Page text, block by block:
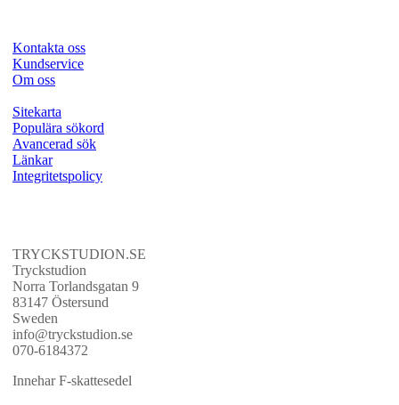
Kontakta oss
Kundservice
Om oss
Sitekarta
Populära sökord
Avancerad sök
Länkar
Integritetspolicy
TRYCKSTUDION.SE
Tryckstudion
Norra Torlandsgatan 9
83147 Östersund
Sweden
info@tryckstudion.se
070-6184372
Innehar F-skattesedel